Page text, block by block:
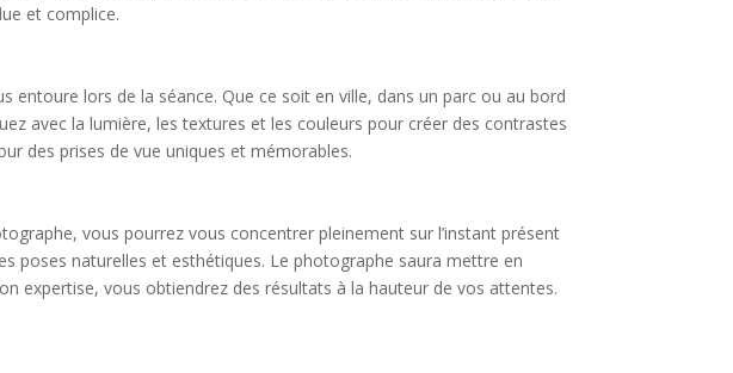
et complice.
entoure lors de la séance. Que ce soit en ville, dans un parc ou au bord
avec la lumière, les textures et les couleurs pour créer des contrastes
des prises de vue uniques et mémorables.
vous pourrez vous concentrer pleinement sur l’instant présent
poses naturelles et esthétiques. Le photographe saura mettre en
expertise, vous obtiendrez des résultats à la hauteur de vos attentes.